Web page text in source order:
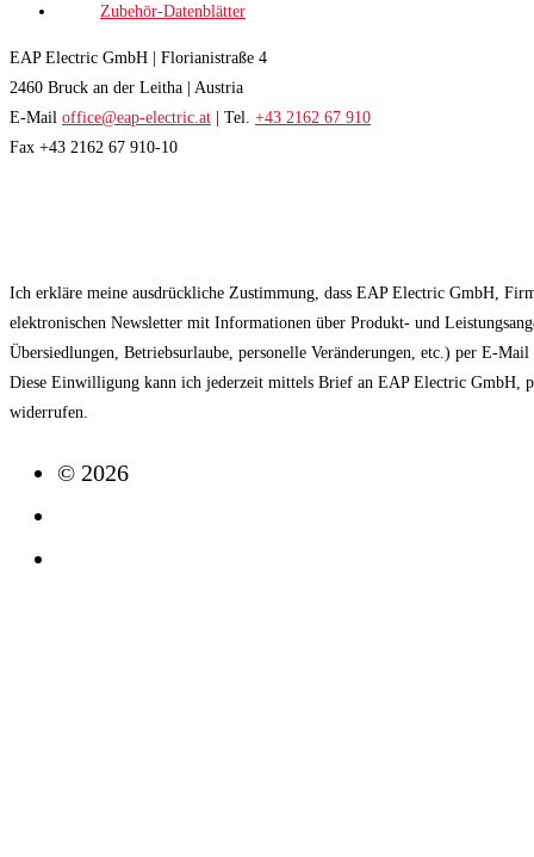
Zubehör-Datenblätter
EAP Electric GmbH | Florianistraße 4
2460 Bruck an der Leitha | Austria
E-Mail office@eap-electric.at | Tel. +43 2162 67 910
Fax +43 2162 67 910-10
Ich erkläre meine ausdrückliche Zustimmung, dass EAP Electric GmbH,
elektronischen Newsletter mit Informationen über Produkt- und
Übersiedlungen, Betriebsurlaube, personelle Veränderungen, etc.) per E-
Diese Einwilligung kann ich jederzeit mittels Brief an EAP Electric GmbH,
widerrufen.
© 2026